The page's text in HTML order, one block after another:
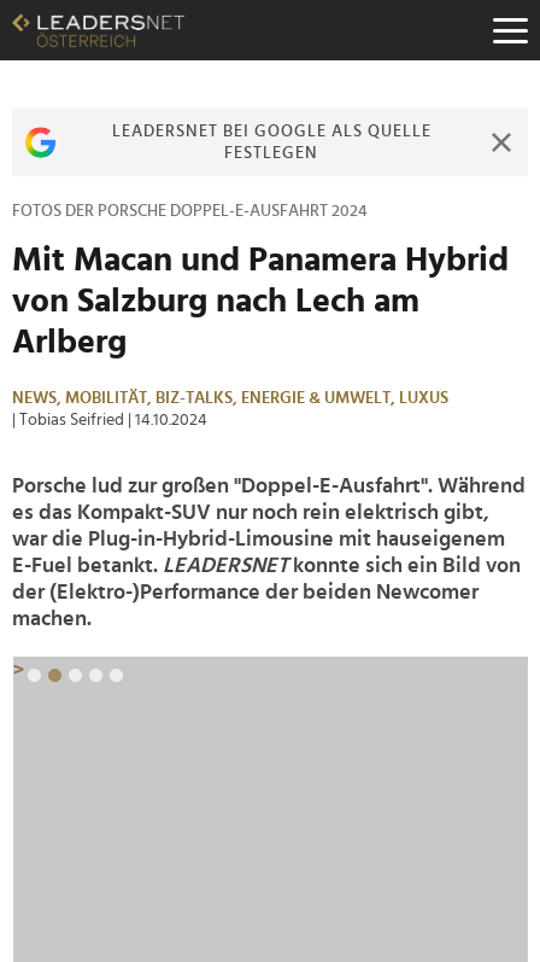
Zum
Inhalt
Zur
Zur
LEADERSNET BEI GOOGLE ALS QUELLE
FESTLEGEN
FOTOS DER PORSCHE DOPPEL-E-AUSFAHRT 2024
Mit Macan und Panamera Hybrid
von Salzburg nach Lech am
Arlberg
NEWS, MOBILITÄT, BIZ-TALKS, ENERGIE & UMWELT, LUXUS
| Tobias Seifried
| 14.10.2024
Porsche lud zur großen "Doppel-E-Ausfahrt". Während
es das Kompakt-SUV nur noch rein elektrisch gibt,
war die Plug-in-Hybrid-Limousine mit hauseigenem
E-Fuel betankt. LEADERSNETkonnte sich ein Bild von
der (Elektro-)Performance der beiden Newcomer
machen.
>